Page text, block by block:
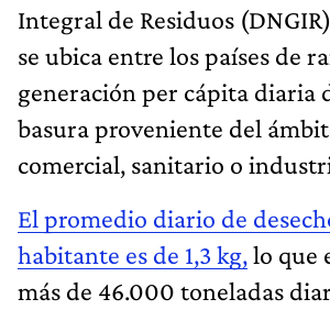
Integral de Residuos
se ubica entre los países de
generación per cápita diaria
basura proveniente del
comercial, sanitario o
El promedio diario de
habitante es de 1,3 kg,lo que
más de 46.000 toneladas